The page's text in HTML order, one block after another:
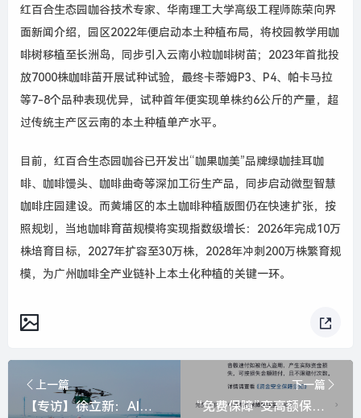
红百合生态园咖谷技术专家、华南理工大学高级工程师陈荣向界
面新闻介绍，园区2022年便启动本土种植布局，将校园教学用咖
啡树移植至长洲岛，同步引入云南小粒咖啡树苗； 2023年首批投
放7000株咖啡苗开展试种试验，最终卡蒂姆P3、 P4、帕卡马拉
等7-8个品种表现优异，试种首年便实现单株约6公斤的产量，超
过传统主产区云南的本土种植单产水平。
目前，红百合生态园咖谷已开发出“咖果咖美”品牌绿咖挂耳咖
啡、咖啡馒头、咖啡曲奇等深加工衍生产品，同步启动微型智慧
咖啡庄园建设。而黄埔区的本土咖啡种植版图仍在快速扩张，按
照规划，当地咖啡育苗规模将实现指数级增长： 2026年完成10万
株培育目标， 2027年扩容至30万株， 2028年冲刺200万株繁育规
模，为广州咖啡全产业链补上本土化种植的关键一环。
上一篇
【专访】徐立新：AI时代的就业友好：健全福利、优化分配、遏制内卷|界面新闻
下一篇
“免费保障”变高额保单？“关闭百万保障”电诈盯上保险扣费焦虑|界面新闻